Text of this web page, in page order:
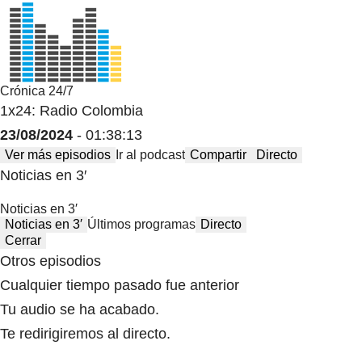
Crónica 24/7
1x24: Radio Colombia
23/08/2024 - 01:38:13
Ver más episodios Ir al podcast Compartir Directo
Noticias en 3′
Noticias en 3′
Noticias en 3′ Últimos programas Directo
Cerrar
Otros episodios
Cualquier tiempo pasado fue anterior
Tu audio se ha acabado.
Te redirigiremos al directo.